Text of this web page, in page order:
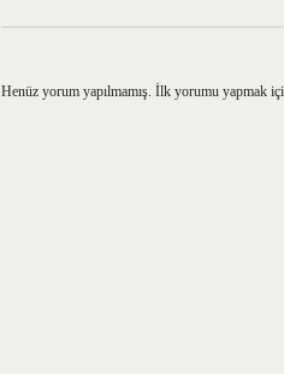
Henüz yorum yapılmamış. İlk yorumu yapmak